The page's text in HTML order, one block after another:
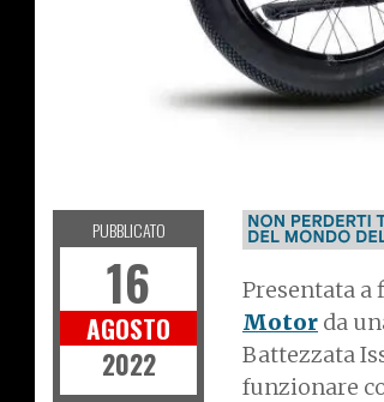
Presentata a
Motor da
Battezzata
funzionare
PUBBLICATO
16
AGOSTO
2022